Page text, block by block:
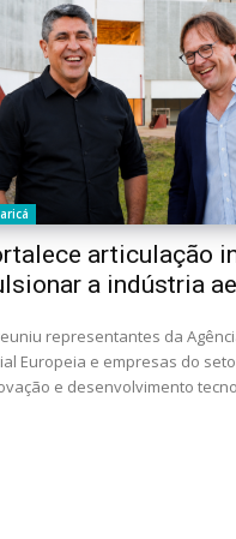
articulação
a indústria
representantes da
Europeia e empresas do